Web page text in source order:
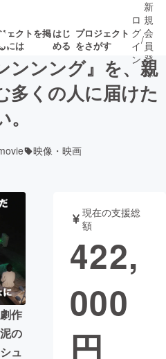
ェクトを掲
には
はじ
める
プロジェクト
をさがす
ロ
ェット
書籍・雑誌
チャレンジ
性化
ロ
グ
イ
ン
/
新
規
会
員
登
録
ンンング』を、親
多くの人に届けた
。
映像・映画
作
の
ュ
現在の支援総
額
422,
000
円